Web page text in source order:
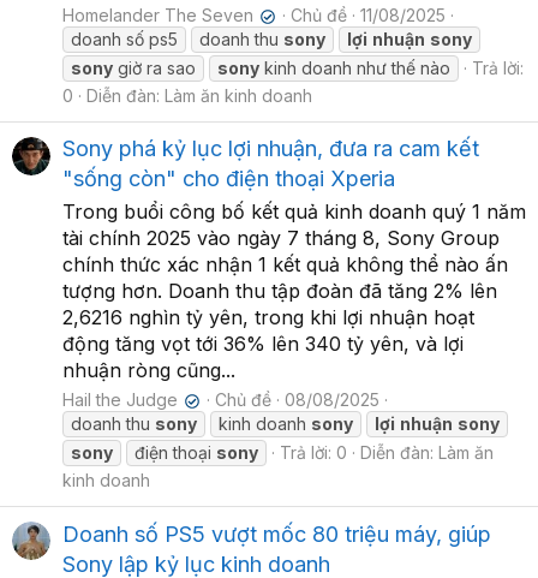
Homelander The Seven ✔ Chủ đề
11/08/2025
doanh số ps5
doanh thu sony lợi nhuận sony
sony giờ ra sao sony kinh doanh như thế nào
Trả lời:
0
Diễn đàn: Làm ăn kinh doanh
Sony phá kỷ lục lợi nhuận, đưa ra cam kết
"sống còn" cho điện thoại Xperia
Trong buổi công bố kết quả kinh doanh quý 1 năm
tài chính 2025 vào ngày 7 tháng 8, Sony Group
chính thức xác nhận 1 kết quả không thể nào ấn
tượng hơn. Doanh thu tập đoàn đã tăng 2% lên
2,6216 nghìn tỷ yên, trong khi lợi nhuận hoạt
động tăng vọt tới 36% lên 340 tỷ yên, và lợi
nhuận ròng cũng...
Hail the Judge ✔ Chủ đề
08/08/2025
doanh thu sony kinh doanh sony lợi nhuận sony
sony
điện thoại sony Trả lời: 0 Diễn đàn: Làm ăn
kinh doanh
Doanh số PS5 vượt mốc 80 triệu máy, giúp
Sony lập kỷ lục kinh doanh